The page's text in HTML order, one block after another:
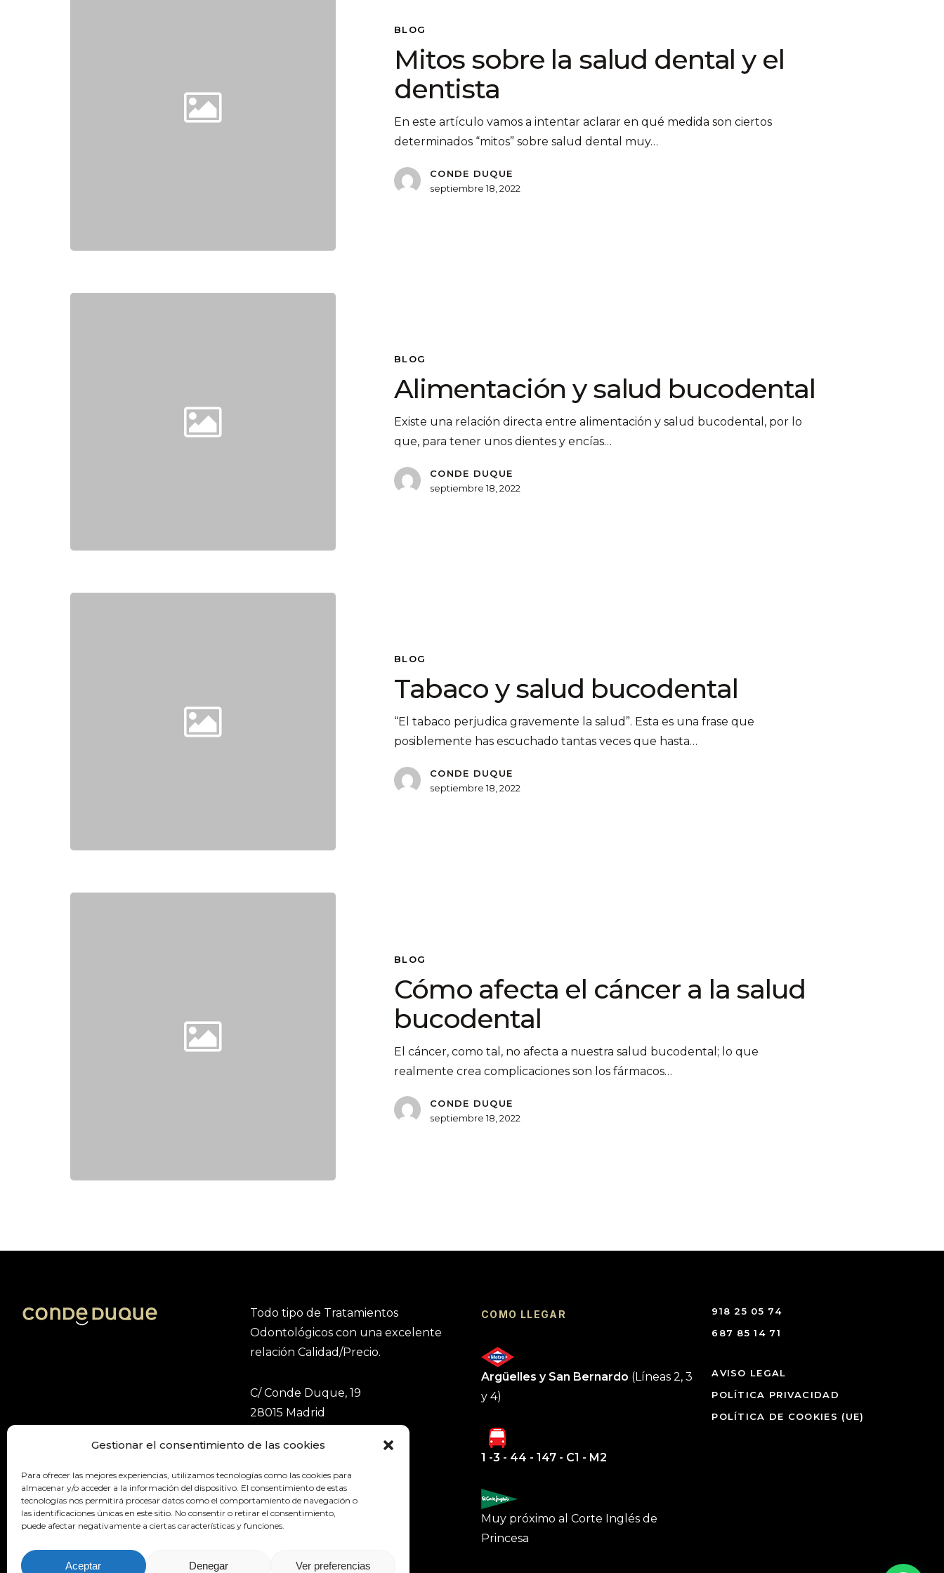
Gestionar el consentimiento de las cookies
Para ofrecer las mejores experiencias, utilizamos tecnologías como las cookies para
almacenar y/o acceder a la información del dispositivo. El consentimiento de estas
tecnologías nos permitirá procesar datos como el comportamiento de navegación o
las identificaciones únicas en este sitio. No consentir o retirar el consentimiento,
puede afectar negativamente a ciertas características y funciones.
Aceptar Denegar Ver preferencias
BLOG
Mitos sobre la salud dental y el
dentista
En este artículo vamos a intentar aclarar en qué medida son ciertos
determinados “mitos” sobre salud dental muy…
CONDE DUQUE
septiembre 18, 2022
BLOG
Alimentación y salud bucodental
Existe una relación directa entre alimentación y salud bucodental, por lo
que, para tener unos dientes y encías…
CONDE DUQUE
septiembre 18, 2022
BLOG
Tabaco y salud bucodental
“El tabaco perjudica gravemente la salud”. Esta es una frase que
posiblemente has escuchado tantas veces que hasta…
CONDE DUQUE
septiembre 18, 2022
BLOG
Cómo afecta el cáncer a la salud
bucodental
El cáncer, como tal, no afecta a nuestra salud bucodental; lo que
realmente crea complicaciones son los fármacos…
CONDE DUQUE
septiembre 18, 2022
Todo tipo de Tratamientos
Odontológicos con una excelente
relación Calidad/Precio.
C/ Conde Duque, 19
28015 Madrid
91-825-05-74
COMO LLEGAR
Argüelles y San Bernardo (Líneas 2, 3
y 4)
1 -3 - 44 - 147 - C1 - M2
Muy próximo al Corte Inglés de
Princesa
918 25 05 74
687 85 14 71
AVISO LEGAL
POLÍTICA PRIVACIDAD
POLÍTICA DE COOKIES (UE)